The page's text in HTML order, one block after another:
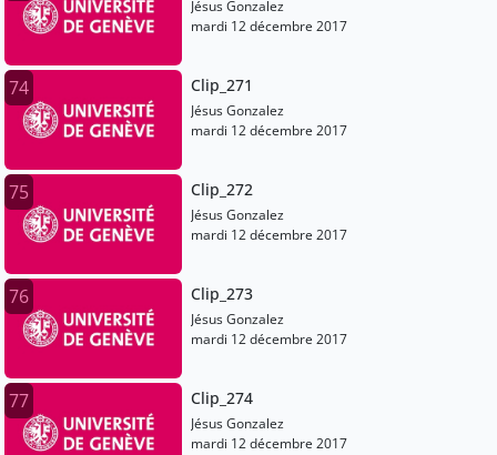
Jésus Gonzalez
mardi 12 décembre 2017
74 Clip_271
Jésus Gonzalez
mardi 12 décembre 2017
75 Clip_272
Jésus Gonzalez
mardi 12 décembre 2017
76 Clip_273
Jésus Gonzalez
mardi 12 décembre 2017
77 Clip_274
Jésus Gonzalez
mardi 12 décembre 2017